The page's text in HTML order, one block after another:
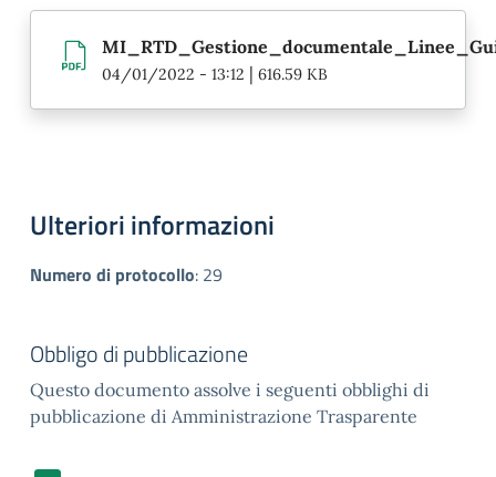
04/01/2022 - 13:12 | 616.59 KB
Ulteriori informazioni
Numero di protocollo: 29
Obbligo di pubblicazione
Questo documento assolve i seguenti obblighi di
pubblicazione di Amministrazione Trasparente